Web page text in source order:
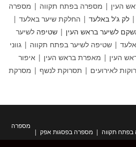
העין | מספרה בפתח תקווה | מספרה
| לק ג'ל באלעד | החלקת שיער באלעד |
לשיער בראש העין | שטיפה לשיער
| שטיפה לשיער בפתח תקווה | גווני
העין | מאפרת בראש העין | איפור
לאירועים | תסרוקת לנשף | מסרקת
מספרה
תקווה
מספרה בפסגות אפק
בנצבא סיטי ראש העין